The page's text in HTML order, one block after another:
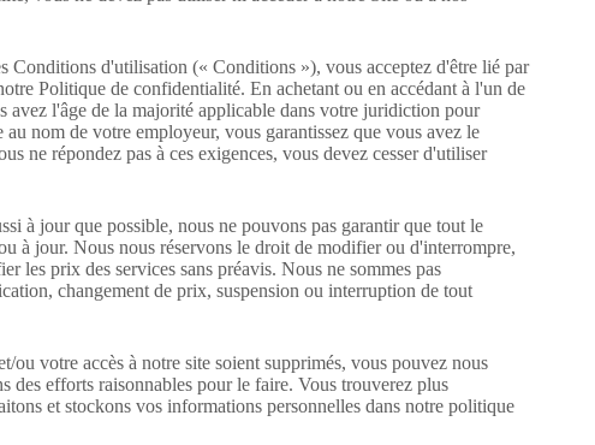
Conditions d'utilisation (« Conditions »), vous acceptez d'être lié par
Politique de confidentialité. En achetant ou en accédant à l'un de
avez l'âge de la majorité applicable dans votre juridiction pour
nom de votre employeur, vous garantissez que vous avez le
ne répondez pas à ces exigences, vous devez cesser d'utiliser
à jour que possible, nous ne pouvons pas garantir que tout le
à jour. Nous nous réservons le droit de modifier ou d'interrompre,
les prix des services sans préavis. Nous ne sommes pas
changement de prix, suspension ou interruption de tout
ou votre accès à notre site soient supprimés, vous pouvez nous
des efforts raisonnables pour le faire. Vous trouverez plus
et stockons vos informations personnelles dans notrepolitique